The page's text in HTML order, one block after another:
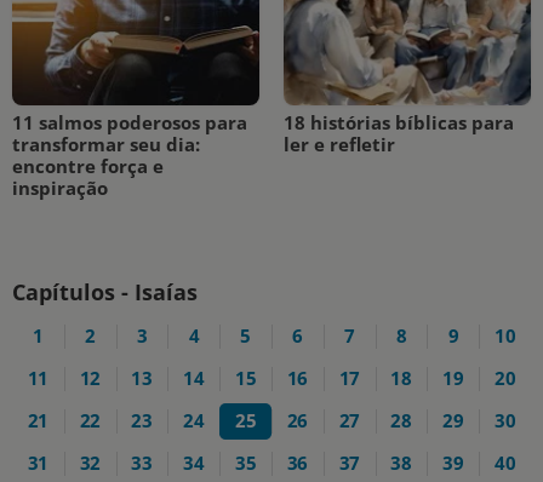
11 salmos poderosos para
transformar seu dia:
encontre força e
inspiração
18 histórias bíblicas para
ler e refletir
Capítulos - Isaías
1 2 3 4 5 6 7 8 9
10
11
12 13 14 15 16 17 18 19
20
21
22 23 24 25 26 27 28 29
30
31
32 33 34 35 36 37 38 39
40